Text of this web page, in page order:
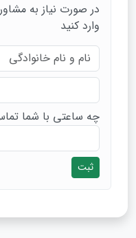
در صورت نیاز به
وارد کنید
چه ساعتی با شما
ثبت